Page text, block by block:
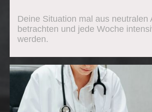
Deine Situation mal aus neutralen
betrachten und jede Woche
werden.